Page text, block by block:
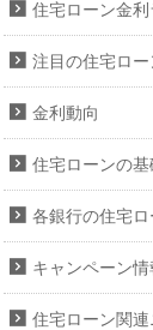
住宅ローン金
注目の住宅ロー
金利動向
住宅ローンの
各銀行の住宅ロ
キャンペーン情
住宅ローン関連